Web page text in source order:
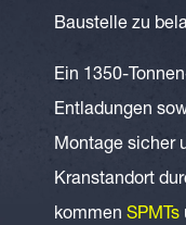
Baustelle zu
Ein 1350-
Entladungen
Montage sicher
Kranstandort
kommen SPMTs